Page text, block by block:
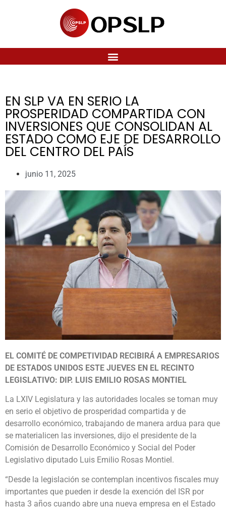
EN SLP VA EN SERIO LA
PROSPERIDAD COMPARTIDA CON
INVERSIONES QUE CONSOLIDAN AL
ESTADO COMO EJE DE DESARROLLO
DEL CENTRO DEL PAÍS
junio 11, 2025
EL COMITÉ DE COMPETIVIDAD RECIBIRÁ A EMPRESARIOS
DE ESTADOS UNIDOS ESTE JUEVES EN EL RECINTO
LEGISLATIVO: DIP. LUIS EMILIO ROSAS MONTIEL
La LXIV Legislatura y las autoridades locales se toman muy
en serio el objetivo de prosperidad compartida y de
desarrollo económico, trabajando de manera ardua para que
se materialicen las inversiones, dijo el presidente de la
Comisión de Desarrollo Económico y Social del Poder
Legislativo diputado Luis Emilio Rosas Montiel.
“Desde la legislación se contemplan incentivos fiscales muy
importantes que pueden ir desde la exención del ISR por
hasta 3 años cuando abre una nueva empresa en el Estado